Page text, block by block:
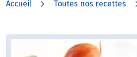
Accueil Toutes nos recettes